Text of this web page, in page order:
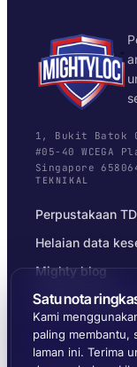
1, Bukit Batok
#05-40 WCEGA
Singapore
TEKNIKAL
Perpustakaan
Helaian data
Mighty blog
Pemilih substrat
Satu nota
Kami
paling membantu,
laman ini. Terima